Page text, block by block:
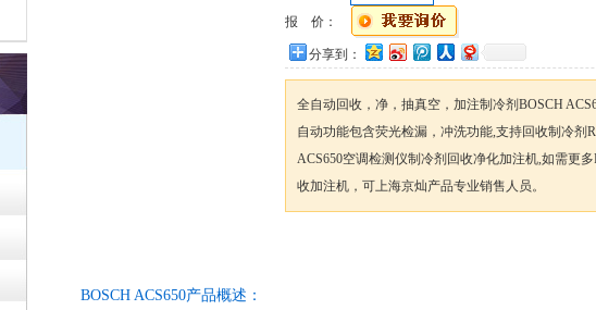
报 价：
分享到：
全自动回收，净，抽真空，加注制冷剂BOSCH
自动功能包含荧光检漏，冲洗功能,支持回收制冷剂
ACS650空调检测仪制冷剂回收净化加注机,如需更多
收加注机，可上海京灿产品专业销售人员。
BOSCH ACS650产品概述：